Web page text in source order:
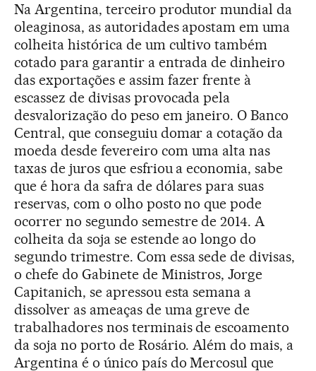
Na Argentina, terceiro produtor mundial da
oleaginosa, as autoridades apostam em uma
colheita histórica de um cultivo também
cotado para garantir a entrada de dinheiro
das exportações e assim fazer frente à
escassez de divisas provocada pela
desvalorização do peso em janeiro. O Banco
Central, que conseguiu domar a cotação da
moeda desde fevereiro com uma alta nas
taxas de juros que esfriou a economia, sabe
que é hora da safra de dólares para suas
reservas, com o olho posto no que pode
ocorrer no segundo semestre de 2014. A
colheita da soja se estende ao longo do
segundo trimestre. Com essa sede de divisas,
o chefe do Gabinete de Ministros, Jorge
Capitanich, se apressou esta semana a
dissolver as ameaças de uma greve de
trabalhadores nos terminais de escoamento
da soja no porto de Rosário. Além do mais, a
Argentina é o único país do Mercosul que